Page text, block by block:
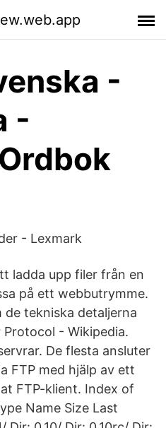
-
-
- Lexmark
ladda upp filer från en
på ett webbutrymme.
de tekniska detaljerna
Protocol - Wikipedia.
De flesta ansluter
FTP med hjälp av ett
FTP-klient. Index of
Name Size Last